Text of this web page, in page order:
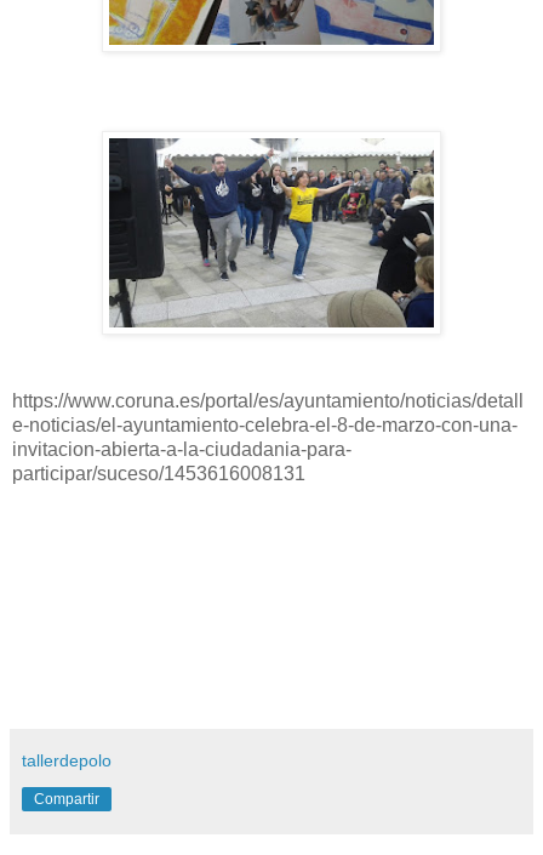
https://www.coruna.es/portal/es/ayuntamiento/noticias/detall
e-noticias/el-ayuntamiento-celebra-el-8-de-marzo-con-una-
invitacion-abierta-a-la-ciudadania-para-
participar/suceso/1453616008131
tallerdepolo
Compartir